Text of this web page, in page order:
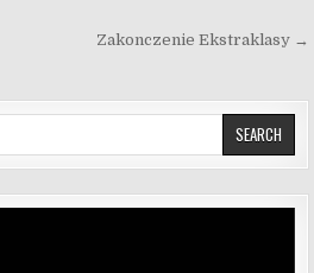
Zakonczenie Ekstraklasy →